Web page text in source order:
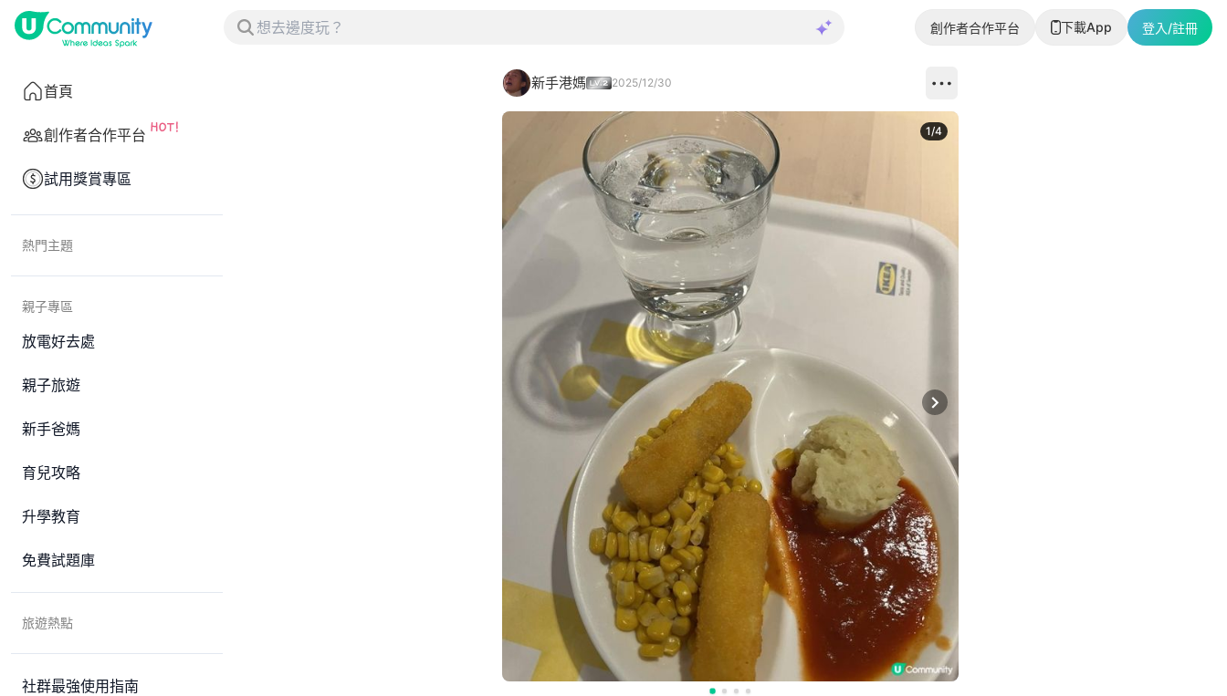
創作者合作平台 下載App 登入/註冊
首頁
創作者合作平台
試用獎賞專區
熱門主題
親子專區
放電好去處
親子旅遊
新手爸媽
育兒攻略
升學教育
免費試題庫
旅遊熱點
社群最強使用指南
新手港媽 2025/12/30
Next slide
1/4